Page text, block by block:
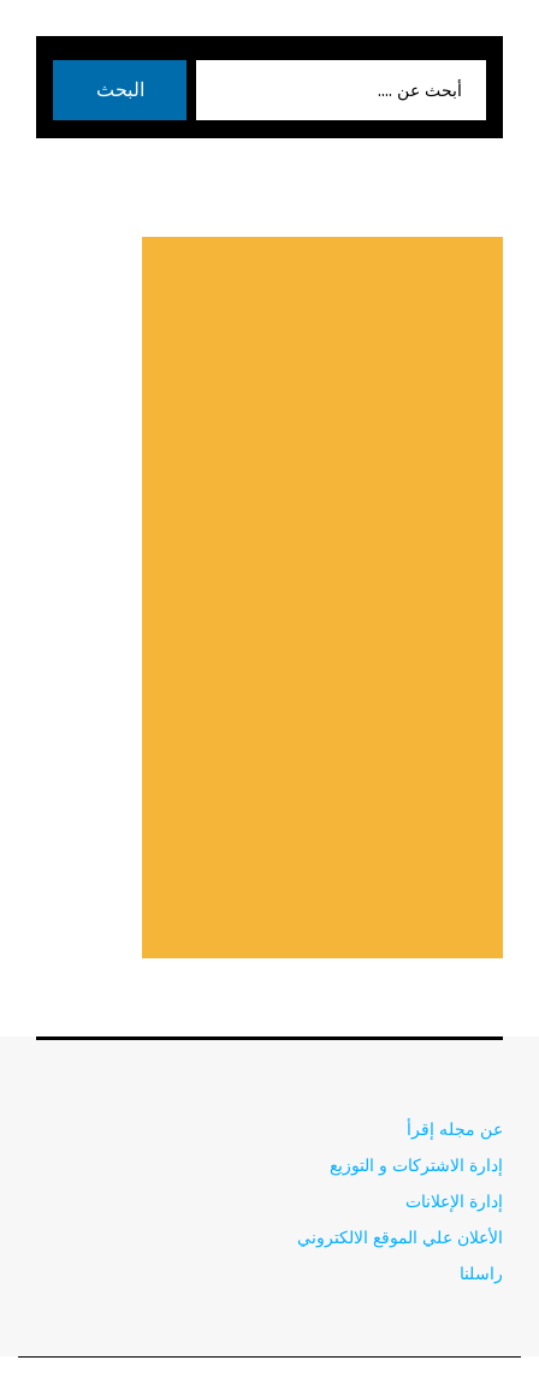
البحث
عن مجله إقرأ
إدارة الاشتركات و التوزيع
إدارة الإعلانات
الأعلان علي الموقع الالكتروني
راسلنا